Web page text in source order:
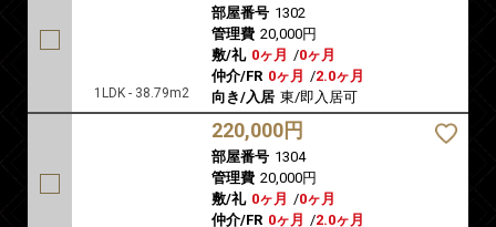
1LDK - 38.79m2
部屋番号 1302
管理費 20,000円
敷/礼 0ヶ月 /0ヶ月
仲介/FR 0ヶ月 /2.0ヶ月
向き/入居 東/即入居可
220,000円
部屋番号 1304
管理費 20,000円
敷/礼 0ヶ月 /0ヶ月
仲介/FR 0ヶ月 /2.0ヶ月